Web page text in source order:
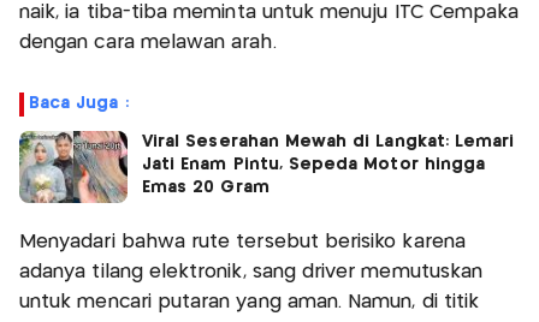
naik, ia tiba-tiba meminta untuk menuju ITC Cempaka
dengan cara melawan arah.
Baca Juga :
Viral Seserahan Mewah di Langkat: Lemari
Jati Enam Pintu, Sepeda Motor hingga
Emas 20 Gram
Menyadari bahwa rute tersebut berisiko karena
adanya tilang elektronik, sang driver memutuskan
untuk mencari putaran yang aman. Namun, di titik